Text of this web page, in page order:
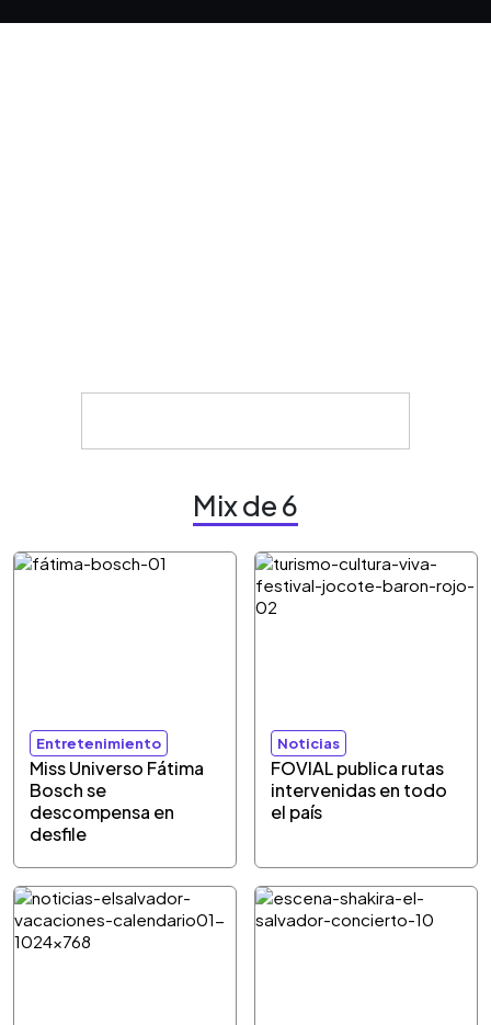
Mix de 6
Entretenimiento
Miss Universo Fátima
Bosch se
descompensa en
desfile
Noticias
FOVIAL publica rutas
intervenidas en todo
el país